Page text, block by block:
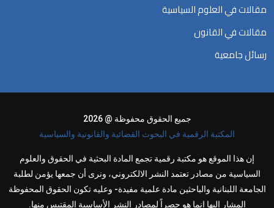
مقالات في العلوم السياسية
مقالات في القانون
رسائل جامعية
جميع الحقوق محفوظة @ 2026
المكتبة الرقمية في البحوث القضائية والقانونية والسياسية
إن هذا الموقع هو مكتبة رقمية تجمع المادة البحثية في الحقوق والعلوم
السياسية من مصادر تعتمد النشر الالكتروني، ونرى أن جمعها يؤمن لطلبة
الجامعة اللبنانية والباحثين مادة علمية مفيدة- وعليه تكون الحقوق المحفوظة
المشار إليها إنما هو حصراً لمصادر النشر الأساسية المقتبس منها.